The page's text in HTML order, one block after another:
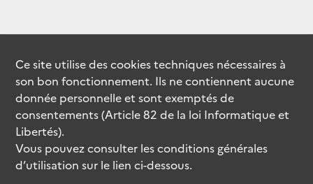
Ce site utilise descookiestechniques nécessaires à
son bon fonctionnement. Ils ne contiennent aucune
donnée personnelle et sont exemptés de
consentements (Article 82 de la loi Informatique et
Libertés).
Vous pouvez consulter les conditions générales
d’utilisation sur le lien ci-dessous.